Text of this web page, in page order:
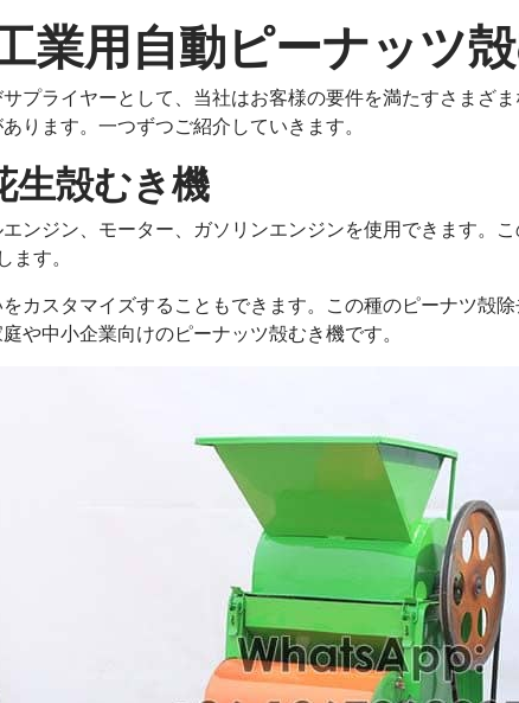
業用自動ピーナッツ
プライヤーとして、当社はお客様の要件を満たすさまざ
ります。一つずつご紹介していきます。
生殻むき機
ンジン、モーター、ガソリンエンジンを使用できます。
す。
カスタマイズすることもできます。この種のピーナツ殻
や中小企業向けのピーナッツ殻むき機です。